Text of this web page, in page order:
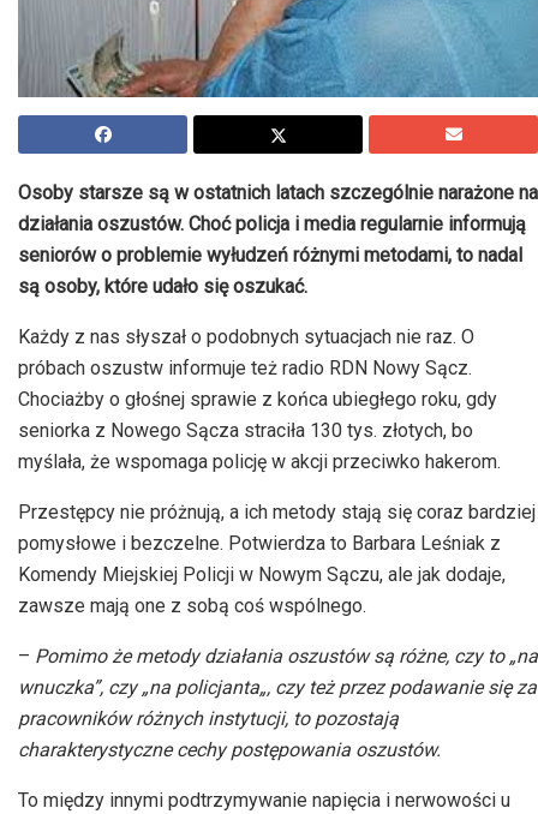
Osoby starsze są w ostatnich latach szczególnie narażone na
działania oszustów. Choć policja i media regularnie informują
seniorów o problemie wyłudzeń różnymi metodami, to nadal
są osoby, które udało się oszukać.
Każdy z nas słyszał o podobnych sytuacjach nie raz. O
próbach oszustw informuje też radio RDN Nowy Sącz.
Chociażby o głośnej sprawie z końca ubiegłego roku, gdy
seniorka z Nowego Sącza straciła 130 tys. złotych, bo
myślała, że wspomaga policję w akcji przeciwko hakerom.
Przestępcy nie próżnują, a ich metody stają się coraz bardziej
pomysłowe i bezczelne. Potwierdza to Barbara Leśniak z
Komendy Miejskiej Policji w Nowym Sączu, ale jak dodaje,
zawsze mają one z sobą coś wspólnego.
– Pomimo żemetody działania oszustów są różne, czy to „na
wnuczka”, czy„na policjanta„, czy też przez podawanie się za
pracowników różnych instytucji, to pozostają
charakterystyczne cechy postępowania oszustów.
To między innymi podtrzymywanie napięcia i nerwowości u